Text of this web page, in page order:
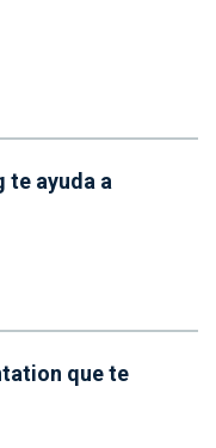
te ayuda a
que te